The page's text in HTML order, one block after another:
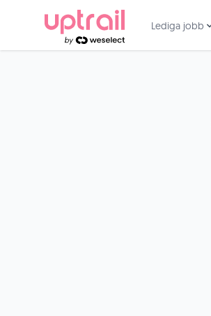
Lediga jobb